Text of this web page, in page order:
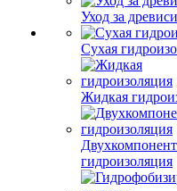
Уход за
Сухая
Жидкая
гидроизоляция